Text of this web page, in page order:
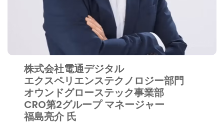
株式会社電通デジタル
エクスペリエンステクノロジー部門
オウンドグローステック事業部
CRO第2グループ マネージャー
福島亮介 氏